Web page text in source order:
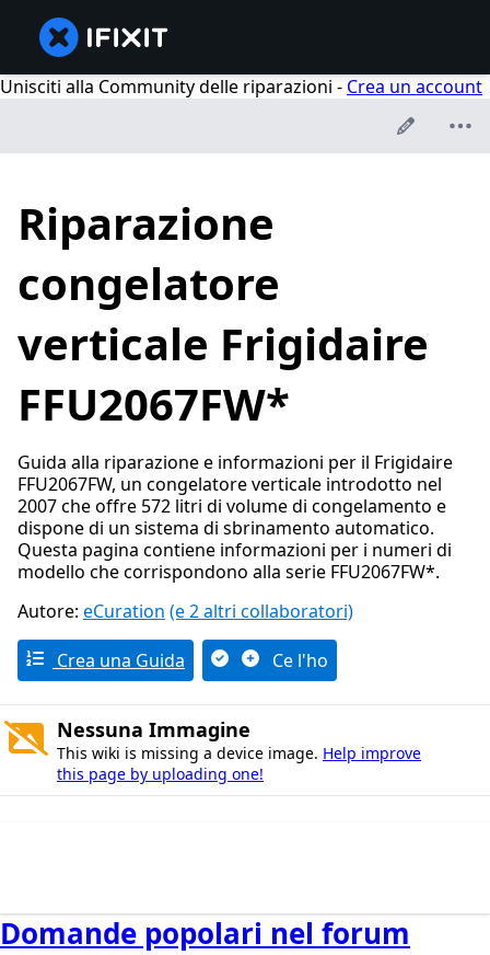
Unisciti alla Community delle riparazioni - Crea un account
Riparazione
congelatore
verticale Frigidaire
FFU2067FW*
Guida alla riparazione e informazioni per il Frigidaire
FFU2067FW, un congelatore verticale introdotto nel
2007 che offre 572 litri di volume di congelamento e
dispone di un sistema di sbrinamento automatico.
Questa pagina contiene informazioni per i numeri di
modello che corrispondono alla serie FFU2067FW*.
Autore: eCuration (e 2 altri collaboratori)
Crea una Guida Ce l'ho
Nessuna Immagine
This wiki is missing a device image. Help improve
this page by uploading one!
Domande popolari nel forum